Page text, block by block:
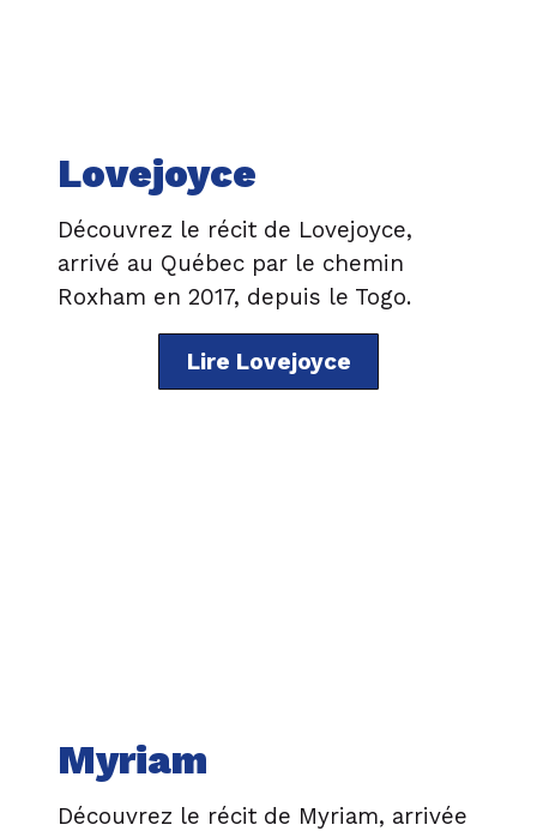
Lovejoyce
Découvrez le récit de Lovejoyce,
arrivé au Québec par le chemin
Roxham en 2017, depuis le Togo.
Lire Lovejoyce
Myriam
Découvrez le récit de Myriam, arrivée